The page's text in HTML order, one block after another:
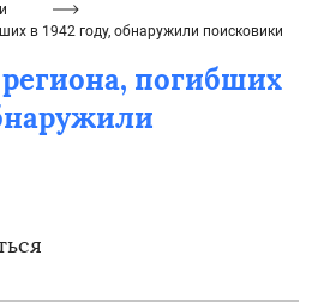
в 1942 году, обнаружили поисковики
погибших